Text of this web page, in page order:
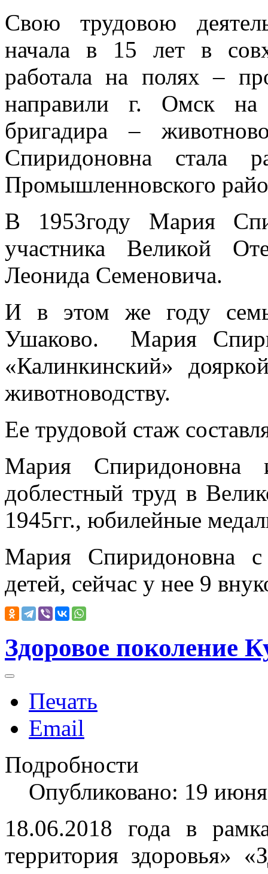
Свою трудовою
начала в 15 лет в
работала на полях –
направили г. Омск на
бригадира –
Спиридоновна стала
Промышленновского
В 1953году Мария
участника Великой
Леонида Семеновича.
И в этом же году
Ушаково. Мария
«Калинкинский»
животноводству.
Ее трудовой стаж
Мария Спиридоновна
доблестный труд в
1945гг., юбилейные
Мария Спиридоновна
детей, сейчас у нее 9
Здоровое поколение
Печать
Email
Подробности
Опубликовано: 19
18.06.2018 года в
территория здоровья»